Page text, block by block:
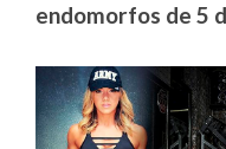
endomorfos de 5